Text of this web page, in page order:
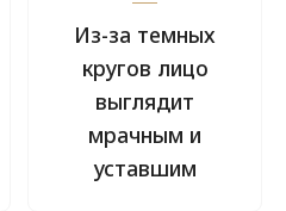
Из-за темных
кругов лицо
выглядит
мрачным и
уставшим